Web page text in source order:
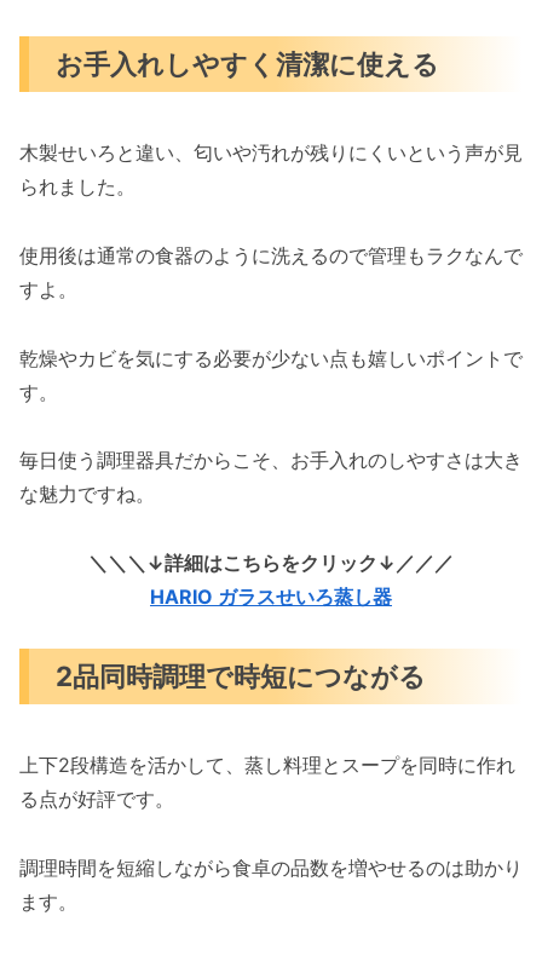
お手入れしやすく清潔に使える
木製せいろと違い、匂いや汚れが残りにくいという声が見
られました。
使用後は通常の食器のように洗えるので管理もラクなんで
すよ。
乾燥やカビを気にする必要が少ない点も嬉しいポイントで
す。
毎日使う調理器具だからこそ、お手入れのしやすさは大き
な魅力ですね。
＼＼＼↓詳細はこちらをクリック↓／／／
HARIO ガラスせいろ蒸し器
2品同時調理で時短につながる
上下2段構造を活かして、蒸し料理とスープを同時に作れ
る点が好評です。
調理時間を短縮しながら食卓の品数を増やせるのは助かり
ます。